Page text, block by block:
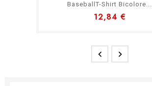
BaseballT-Shirt Bicolore...
12,84 €
 